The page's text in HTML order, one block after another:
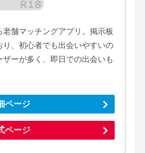
舗マッチングアプリ。掲示板
、初心者でも出会いやすいの
ーが多く、即日での出会いも
ページ
ページ